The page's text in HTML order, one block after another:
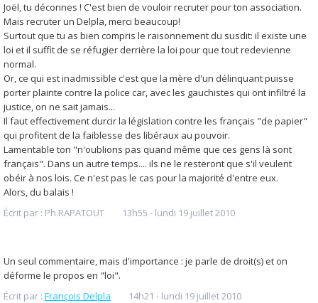
Joël, tu déconnes ! C'est bien de vouloir recruter pour ton association.
Mais recruter un Delpla, merci beaucoup!
Surtout que tu as bien compris le raisonnement du susdit: il existe une
loi et il suffit de se réfugier derrière la loi pour que tout redevienne
normal.
Or, ce qui est inadmissible c'est que la mère d'un délinquant puisse
porter plainte contre la police car, avec les gauchistes qui ont infiltré la
justice, on ne sait jamais...
Il faut effectivement durcir la législation contre les français "de papier"
qui profitent de la faiblesse des libéraux au pouvoir.
Lamentable ton "n'oublions pas quand même que ces gens là sont
français". Dans un autre temps.... ils ne le resteront que s'il veulent
obéir à nos lois. Ce n'est pas le cas pour la majorité d'entre eux.
Alors, du balais !
Écrit par : Ph.RAPATOUT 13h55 - lundi 19 juillet 2010
Un seul commentaire, mais d'importance : je parle de droit(s) et on
déforme le propos en "loi".
Écrit par : François Delpla 14h21 - lundi 19 juillet 2010